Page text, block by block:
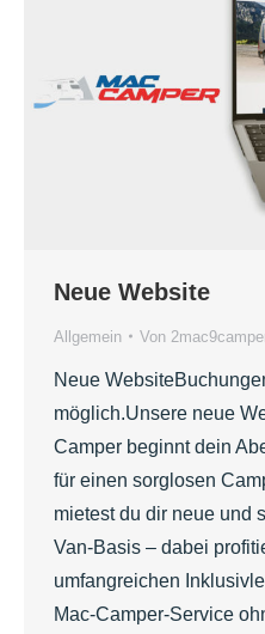
Neue Website
Allgemein Von
Neue
möglich.Unsere neue
Camper beginnt dein
für einen sorglosen
mietest du dir neue und
Van-Basis – dabei
umfangreichen
Mac-Camper-Service